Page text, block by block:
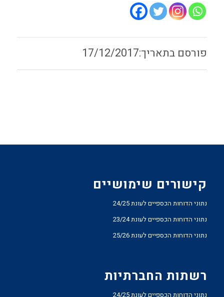
17/12/2017
קישורים שימושיים
נתוני הדוחות הכספיים לעונת 24/25
נתוני הדוחות הכספיים לעונת 23/24
נתוני הדוחות הכספיים לעונת 25/26
רשתות החברתיות
נתוני הדוחות הכספיים לעונת 24/25